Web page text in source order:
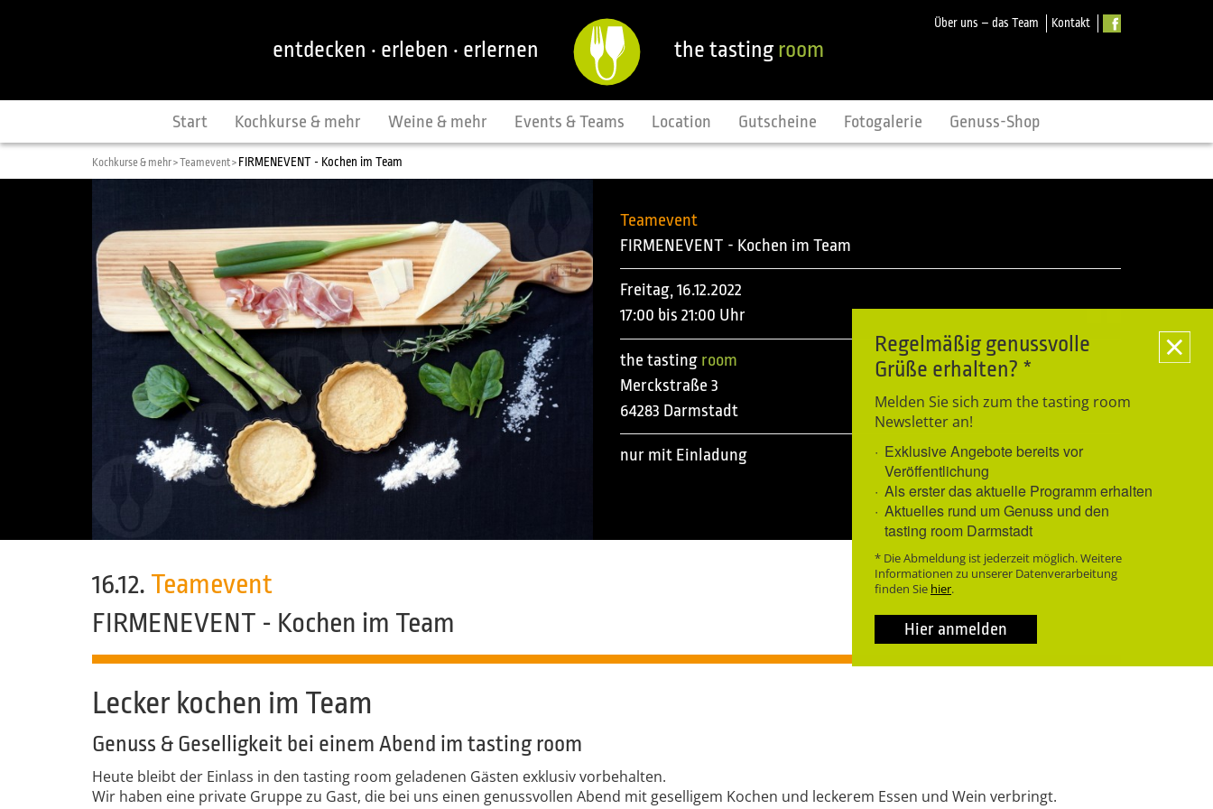
Über uns – das Team Kontakt
entdecken · erleben · erlernen the tastingroom
Start Kochkurse & mehr Weine & mehr Events & Teams Location Gutscheine Fotogalerie Genuss-Shop
Kochkurse & mehr >Teamevent > FIRMENEVENT - Kochen im Team
Teamevent
FIRMENEVENT - Kochen im Team
Freitag, 16.12.2022
17:00 bis 21:00 Uhr
the tasting room
Merckstraße 3
64283 Darmstadt
nur mit Einladung
16.12. Teamevent
FIRMENEVENT - Kochen im Team
Lecker kochen im Team
Genuss & Geselligkeit bei einem Abend im tasting room
Heute bleibt der Einlass in den tasting room geladenen Gästen exklusiv vorbehalten.
Wir haben eine private Gruppe zu Gast, die bei uns einen genussvollen Abend mit geselligem Kochen und leckerem Essen und Wein verbringt.
Regelmäßig genussvolle
Grüße erhalten? *
Melden Sie sich zum the tasting room
Newsletter an!
Exklusive Angebote bereits vor
Veröffentlichung
Als erster das aktuelle Programm erhalten
Aktuelles rund um Genuss und den
tasting room Darmstadt
* Die Abmeldung ist jederzeit möglich. Weitere
Informationen zu unserer Datenverarbeitung
finden Sie hier.
Hier anmelden